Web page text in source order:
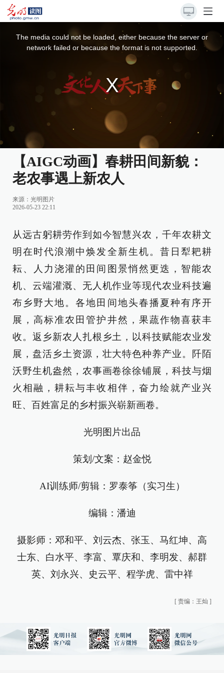
The media could not be loaded, either because the server or
network failed or because the format is not supported.
【AIGC动画】春耕田间新貌：
老农事遇上新农人
来源：光明图片
2026-05-23 22:11
从远古躬耕劳作到如今智慧兴农，千年农耕文
明在时代浪潮中焕发全新生机。昔日犁耙耕
耘、人力浇灌的田间图景悄然更迭，智能农
机、云端灌溉、无人机作业等现代农业科技遍
布乡野大地。各地田间地头春播夏种有序开
展，高标准农田管护井然，果蔬作物喜获丰
收。返乡新农人扎根乡土，以科技赋能农业发
展，盘活乡土资源，壮大特色种养产业。阡陌
沃野生机盎然，农事画卷徐徐铺展，科技与烟
火相融，耕耘与丰收相伴，奋力绘就产业兴
旺、百姓富足的乡村振兴崭新画卷。
光明图片出品
策划/文案：赵金悦
AI训练师/剪辑：罗泰筝（实习生）
编辑：潘迪
摄影师：邓和平、刘云杰、张玉、马红坤、高
士东、白水平、李富、覃庆和、李明发、郝群
英、刘永兴、史云平、程学虎、雷中祥
[ 责编：王灿 ]